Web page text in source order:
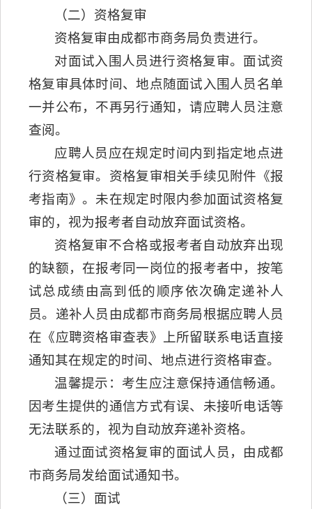
（二）资格复审
资格复审由成都市商务局负责进行。
对面试入围人员进行资格复审。面试资
格复审具体时间、地点随面试入围人员名单
一并公布，不再另行通知，请应聘人员注意
查阅。
应聘人员应在规定时间内到指定地点进
行资格复审。资格复审相关手续见附件《报
考指南》。未在规定时限内参加面试资格复
审的，视为报考者自动放弃面试资格。
资格复审不合格或报考者自动放弃出现
的缺额，在报考同一岗位的报考者中，按笔
试总成绩由高到低的顺序依次确定递补人
员。递补人员由成都市商务局根据应聘人员
在《应聘资格审查表》上所留联系电话直接
通知其在规定的时间、地点进行资格审查。
温馨提示：考生应注意保持通信畅通。
因考生提供的通信方式有误、未接听电话等
无法联系的，视为自动放弃递补资格。
通过面试资格复审的面试人员，由成都
市商务局发给面试通知书。
（三）面试